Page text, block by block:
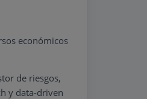
económicos
de riesgos,
y data-driven